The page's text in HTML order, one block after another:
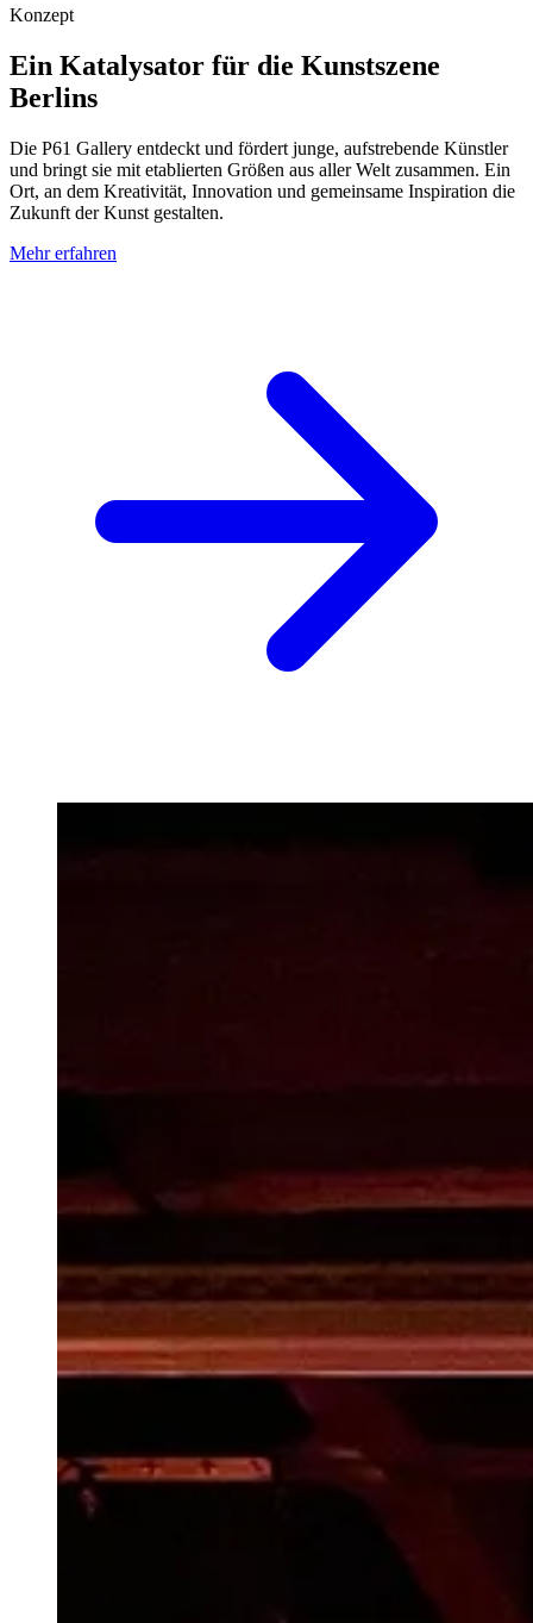
Konzept
Ein Katalysator für die Kunstszene
Berlins
Die P61 Gallery entdeckt und fördert junge, aufstrebende Künstler
und bringt sie mit etablierten Größen aus aller Welt zusammen. Ein
Ort, an dem Kreativität, Innovation und gemeinsame Inspiration die
Zukunft der Kunst gestalten.
Mehr erfahren